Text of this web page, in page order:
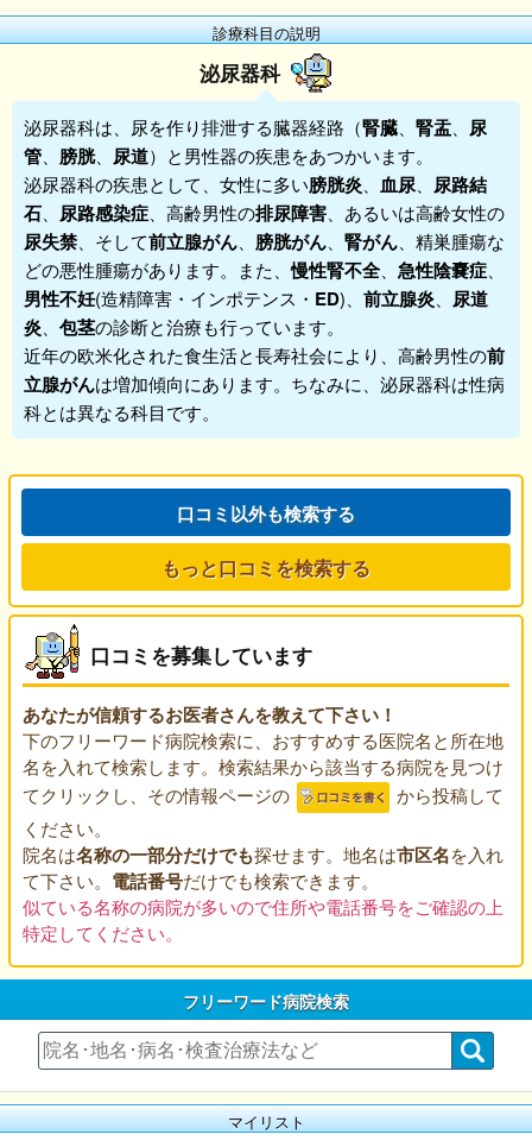
診療科目の説明
泌尿器科
泌尿器科は、尿を作り排泄する臓器経路（腎臓 腎盂
尿
管
膀胱、 尿道）と男性器の疾患をあつかいます。
泌尿器科の疾患として、女性に多い膀胱炎 血尿
尿路結
石
尿路感染症 、高齢男性の排尿障害 、あるいは高齢女性の
尿失禁 、そして前立腺がん 膀胱がん 腎がん 、精巣腫瘍な
どの悪性腫瘍があります。また、慢性腎不全、 急性陰嚢症
男性不妊(造精障害・インポテンス・ ED)、 前立腺炎
尿道
炎
包茎の診断と治療も行っています。
近年の欧米化された食生活と長寿社会により、高齢男性の前
立腺がんは増加傾向にあります。ちなみに、泌尿器科は性病
科とは異なる科目です。
口コミ以外も検索する
もっと口コミを検索する
口コミを募集しています
あなたが信頼するお医者さんを教えて下さい！
下のフリーワード病院検索に、おすすめする医院名と所在地
名を入れて検索します。検索結果から該当する病院を見つけ
てクリックし、その情報ページの
から投稿して
ください。
院名は名称の一部分だけでも探せます。地名は市区名を入れ
て下さい。 電話番号だけでも検索できます。
似ている名称の病院が多いので住所や電話番号をご確認の上
特定してください。
フリーワード病院検索
マイリスト